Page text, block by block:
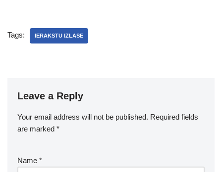
Tags: IERAKSTU IZLASE
Leave a Reply
Your email address will not be published. Required fields
are marked *
Name *